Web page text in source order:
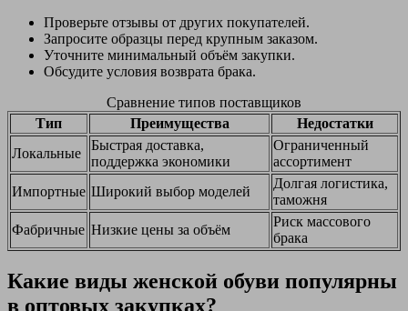
Проверьте отзывы от других покупателей.
Запросите образцы перед крупным заказом.
Уточните минимальный объём закупки.
Обсудите условия возврата брака.
Сравнение типов поставщиков
Тип
Преимущества
Недостатки
Локальные
Быстрая доставка,
поддержка экономики
Ограниченный
ассортимент
Импортные Широкий выбор моделей
Долгая логистика,
таможня
Фабричные Низкие цены за объём
Риск массового
брака
Какие виды женской обуви популярны
в оптовых закупках?